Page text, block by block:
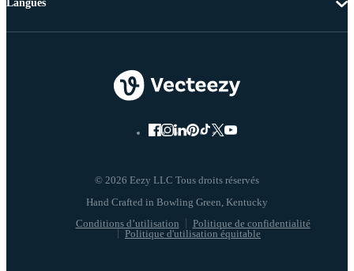
© 2026 Eezy LLC Tous droits réservés
Conditions d’utilisation
Politique de confidentialité
Politique d'utilisation équitable
Langues